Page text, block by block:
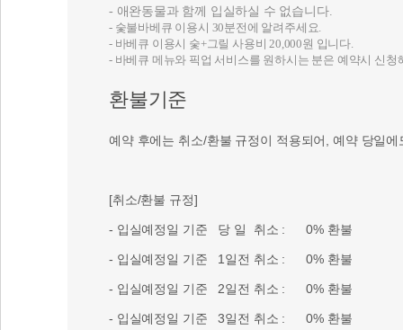
- 애완동물과 함께 입실하실 수 없습니다.
‐ 숯불바베큐 이용시 30분전에 알려주세요.
‐ 바베큐 이용시 숯+그릴 사용비 20,000원 입니다.
‐ 바베큐 메뉴와 픽업 서비스를 원하시는 분은 예약시 신청
환불기준
예약 후에는 취소/환불 규정이 적용되어, 예약 당일
[취소/환불 규정]
- 입실예정일 기준 당 일 취소 : 0% 환불
- 입실예정일 기준 1일전 취소 : 0% 환불
- 입실예정일 기준 2일전 취소 : 0% 환불
- 입실예정일 기준 3일전 취소 : 0% 환불